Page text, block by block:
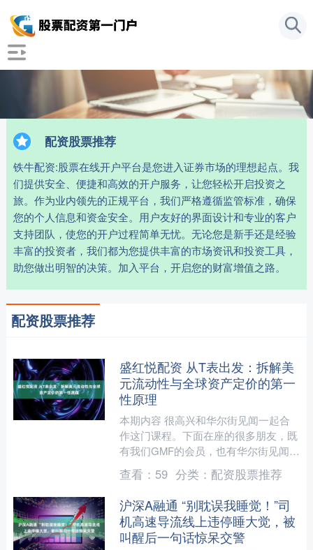
配资股票推荐
铁牛配资:股票在线开户平台是您进入证券市场的理想起点。我
们提供安全、便捷和高效的开户服务，让您轻松开启投资之
旅。作为业内领先的正规平台，我们严格遵循监管标准，确保
您的个人信息和资金安全。用户友好的界面设计和专业的客户
支持团队，使您的开户过程简单无忧。无论您是新手还是经验
丰富的投资者，我们都为您提供丰富的市场资讯和投资工具，
助您做出明智的决策。加入平台，开启您的财富增值之路。
配资股票推荐
盛红悦配资 从T表出发：拆解美
元流动性与全球资产定价的第一
性原理
本期内容 很高兴和华尔街见闻一起合
作这门课程。下面在座的很多朋友，既
有我们GMF的会员，也有华尔街见闻的
用户，所以今天既有老朋友，也有很多
新朋友。今天是一整天的....
查看： 59 分类： 配资股票推荐
沪深A融通 “别耽误我睡觉！”司
机高速导流线上违停睡大觉，被
叫醒后一句话惊呆交警